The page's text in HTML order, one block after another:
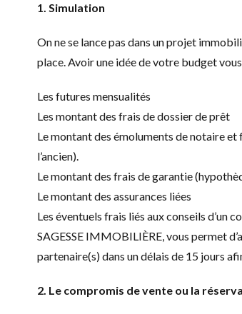
1. Simulation
On ne se lance pas dans un projet
place. Avoir une idée de votre budget
Les futures mensualités
Les montant des frais de dossier de prêt
Le montant des émoluments de notaire et
l’ancien).
Le montant des frais de garantie
Le montant des assurances liées
Les éventuels frais liés aux conseils d’un
SAGESSE IMMOBILIÈRE, vous permet
partenaire(s) dans un délais de 15 jours
2. Le compromis de vente ou la